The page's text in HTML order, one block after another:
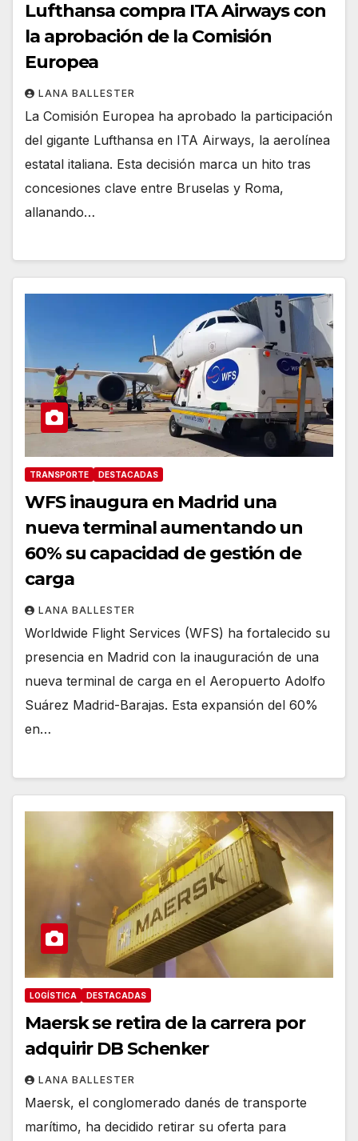
Lufthansa compra ITA Airways con
la aprobación de la Comisión
Europea
LANA BALLESTER
La Comisión Europea ha aprobado la participación
del gigante Lufthansa en ITA Airways, la aerolínea
estatal italiana. Esta decisión marca un hito tras
concesiones clave entre Bruselas y Roma,
allanando…
TRANSPORTE DESTACADAS
WFS inaugura en Madrid una
nueva terminal aumentando un
60% su capacidad de gestión de
carga
LANA BALLESTER
Worldwide Flight Services (WFS) ha fortalecido su
presencia en Madrid con la inauguración de una
nueva terminal de carga en el Aeropuerto Adolfo
Suárez Madrid-Barajas. Esta expansión del 60%
en…
LOGÍSTICA DESTACADAS
Maersk se retira de la carrera por
adquirir DB Schenker
LANA BALLESTER
Maersk, el conglomerado danés de transporte
marítimo, ha decidido retirar su oferta para